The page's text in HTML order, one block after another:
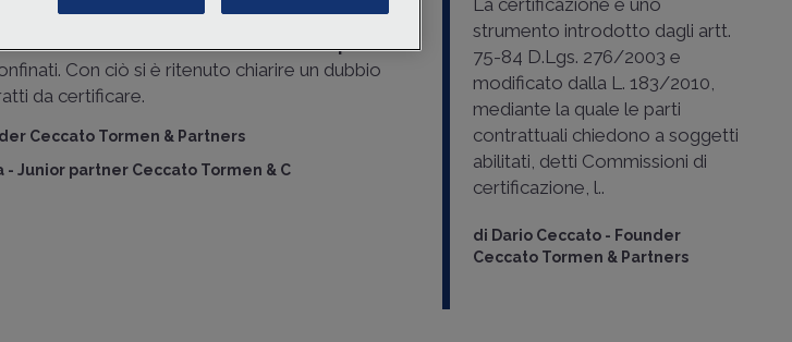
certificazione dei contratti di lavoro
state affidate attività inambienti sospetti
Con ciò si è ritenuto chiarire un dubbio
da certificare.
Ceccato Tormen & Partners
-Junior partner Ceccato Tormen & C
La certificazione è uno
strumento introdotto dagli artt.
75-84 D.Lgs. 276/2003 e
modificato dalla L. 183/2010,
mediante la quale le parti
contrattuali chiedono a soggetti
abilitati, detti Commissioni di
certificazione, l..
di Dario Ceccato - Founder
Ceccato Tormen & Partners